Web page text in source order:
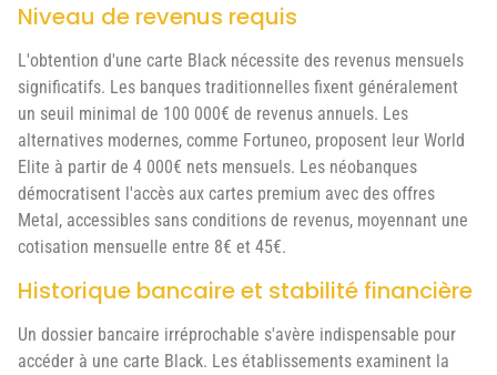
Niveau de revenus requis
L'obtention d'une carte Black nécessite des revenus mensuels
significatifs. Les banques traditionnelles fixent généralement
un seuil minimal de 100 000€ de revenus annuels. Les
alternatives modernes, comme Fortuneo, proposent leur World
Elite à partir de 4 000€ nets mensuels. Les néobanques
démocratisent l'accès aux cartes premium avec des offres
Metal, accessibles sans conditions de revenus, moyennant une
cotisation mensuelle entre 8€ et 45€.
Historique bancaire et stabilité financière
Un dossier bancaire irréprochable s'avère indispensable pour
accéder à une carte Black. Les établissements examinent la